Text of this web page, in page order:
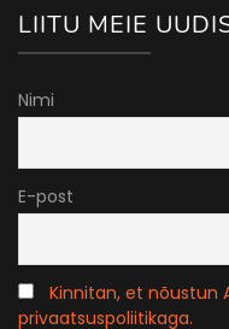
LIITU MEIE
Nimi
E-post
Kinnitan, et nõustun
privaatsuspoliitikaga.